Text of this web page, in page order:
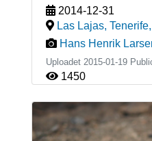
2014-12-31
Las Lajas, Tenerife,
Hans Henrik
Uploadet 2015-01-19
1450